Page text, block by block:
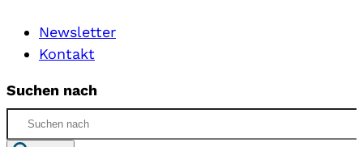
Newsletter
Kontakt
Suchen nach